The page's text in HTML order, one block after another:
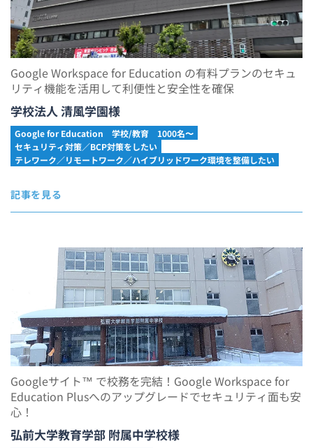
Google Workspace for Education の有料プランのセキュ
リティ機能を活用して利便性と安全性を確保
学校法人 清風学園様
Google for Education 学校/教育
1000名〜
セキュリティ対策／BCP対策をしたい
テレワーク／リモートワーク／ハイブリッドワーク環境を整備したい
記事を見る
Googleサイト™ で校務を完結！Google Workspace for
Education Plusへのアップグレードでセキュリティ面も安
心！
弘前大学教育学部 附属中学校様